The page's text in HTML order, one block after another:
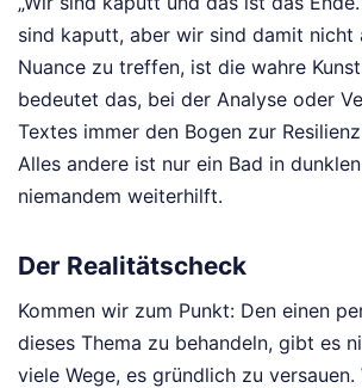
sind kaputt, aber wir sind damit nicht
Nuance zu treffen, ist die wahre
bedeutet das, bei der Analyse oder
Textes immer den Bogen zur
Alles andere ist nur ein Bad in
niemandem weiterhilft.
Der Realitätscheck
Kommen wir zum Punkt: Den einen
dieses Thema zu behandeln, gibt es
viele Wege, es gründlich zu versauen.